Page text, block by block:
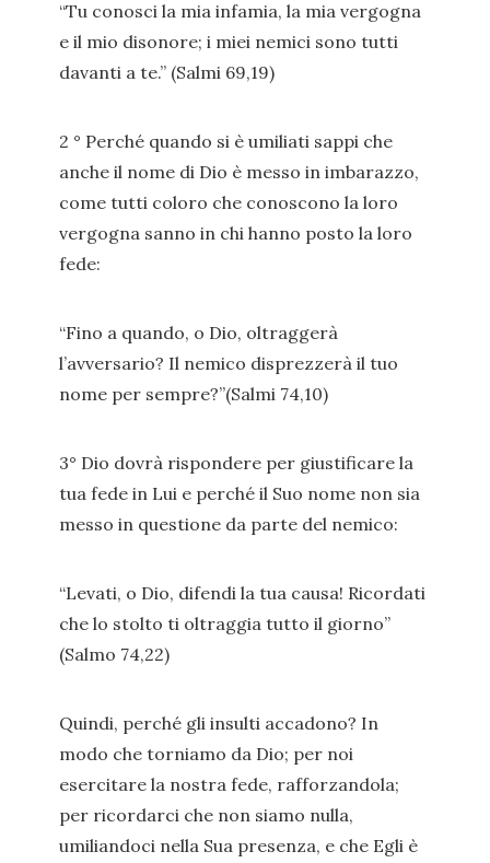
“Tu conosci la mia infamia, la mia vergogna
e il mio disonore; i miei nemici sono tutti
davanti a te.” (Salmi 69,19)
2 ° Perché quando si è umiliati sappi che
anche il nome di Dio è messo in imbarazzo,
come tutti coloro che conoscono la loro
vergogna sanno in chi hanno posto la loro
fede:
“Fino a quando, o Dio, oltraggerà
l’avversario? Il nemico disprezzerà il tuo
nome per sempre?”(Salmi 74,10)
3° Dio dovrà rispondere per giustificare la
tua fede in Lui e perché il Suo nome non sia
messo in questione da parte del nemico:
“Levati, o Dio, difendi la tua causa! Ricordati
che lo stolto ti oltraggia tutto il giorno”
(Salmo 74,22)
Quindi, perché gli insulti accadono? In
modo che torniamo da Dio; per noi
esercitare la nostra fede, rafforzandola;
per ricordarci che non siamo nulla,
umiliandoci nella Sua presenza, e che Egli è